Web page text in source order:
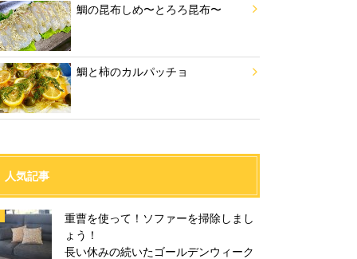
鯛の昆布しめ〜とろろ昆布〜
鯛と柿のカルパッチョ
人気記事
重曹を使って！ソファーを掃除しまし
ょう！
長い休みの続いたゴールデンウィーク